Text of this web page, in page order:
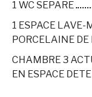
1 WC SEPARE
1 ESPACE LAVE-
PORCELAINE DE
CHAMBRE 3
EN ESPACE